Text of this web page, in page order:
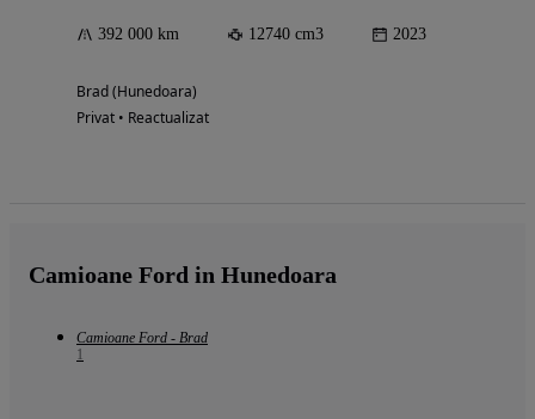
392 000 km 12740 cm3 2023
Brad (Hunedoara)
Privat • Reactualizat
Camioane Ford in Hunedoara
Camioane Ford - Brad
1